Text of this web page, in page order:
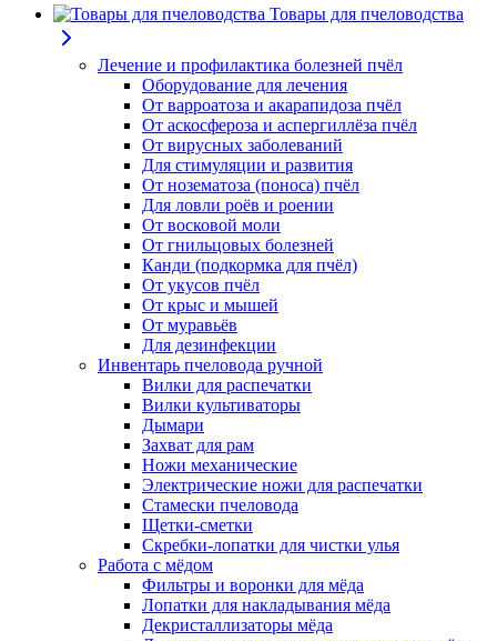
Товары для пчеловодства
Лечение и профилактика болезней пчёл
Оборудование для лечения
От варроатоза и акарапидоза пчёл
От аскосфероза и аспергиллёза пчёл
От вирусных заболеваний
Для стимуляции и развития
От нозематоза (поноса) пчёл
Для ловли роёв и роении
От восковой моли
От гнильцовых болезней
Канди (подкормка для пчёл)
От укусов пчёл
От крыс и мышей
От муравьёв
Для дезинфекции
Инвентарь пчеловода ручной
Вилки для распечатки
Вилки культиваторы
Дымари
Захват для рам
Ножи механические
Электрические ножи для распечатки
Стамески пчеловода
Щетки-сметки
Скребки-лопатки для чистки улья
Работа с мёдом
Фильтры и воронки для мёда
Лопатки для накладывания мёда
Декристаллизаторы мёда